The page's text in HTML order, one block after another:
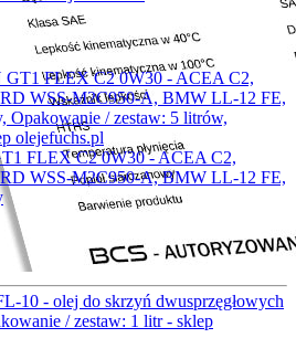
FLEX C2 0W30 - ACEA C2,
WSS-M2C950-A, BMW LL-12 FE,